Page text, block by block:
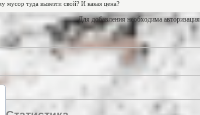
Для добавления необходима авторизация